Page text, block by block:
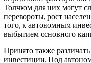
Толчком для них могут
перевороты, рост
того, к автономным
выбытием основного
Принято также
инвестиции. Под